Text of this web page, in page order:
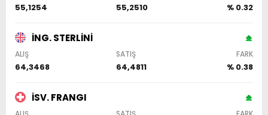
55,1254 55,2510 % 0.32
İNG. STERLİNİ
ALIŞ SATIŞ FARK
64,3468 64,4811 % 0.38
İSV. FRANGI